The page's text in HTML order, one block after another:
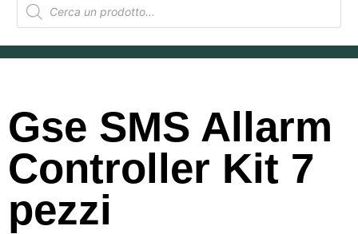
Gse SMS Allarm
Controller Kit 7
pezzi